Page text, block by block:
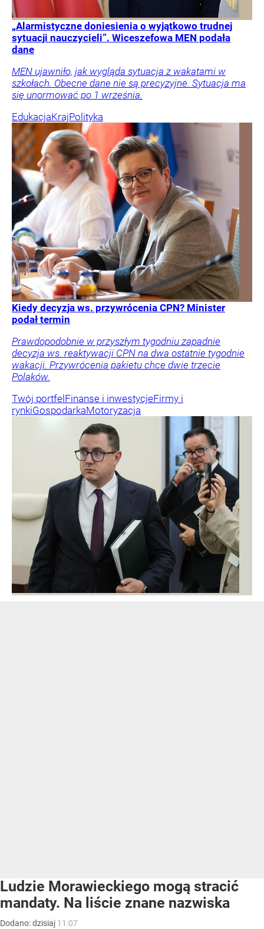
„Alarmistyczne doniesienia o wyjątkowo trudnej
sytuacji nauczycieli”. Wiceszefowa MEN podała
dane
MEN ujawniło, jak wygląda sytuacja z wakatami w
szkołach. Obecne dane nie są precyzyjne. Sytuacja ma
się unormować po 1 września.
EdukacjaKrajPolityka
Kiedy decyzja ws. przywrócenia CPN? Minister
podał termin
Prawdopodobnie w przyszłym tygodniu zapadnie
decyzja ws. reaktywacji CPN na dwa ostatnie tygodnie
wakacji. Przywrócenia pakietu chce dwie trzecie
Polaków.
Twój portfel Finanse i inwestycjeFirmy i
rynkiGospodarkaMotoryzacja
Ludzie Morawieckiego mogą stracić
mandaty. Na liście znane nazwiska
Dodano:dzisiaj 11:07